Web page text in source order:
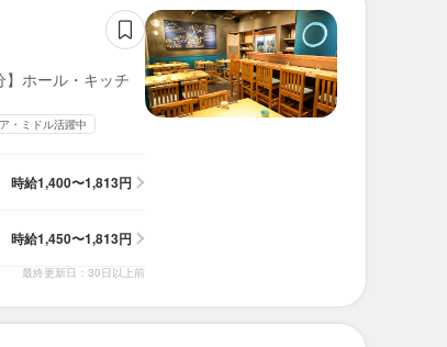
ホール・キッチ
・ミドル活躍中
時給1,400〜1,813円
時給1,450〜1,813円
最終更新日：30日以上前